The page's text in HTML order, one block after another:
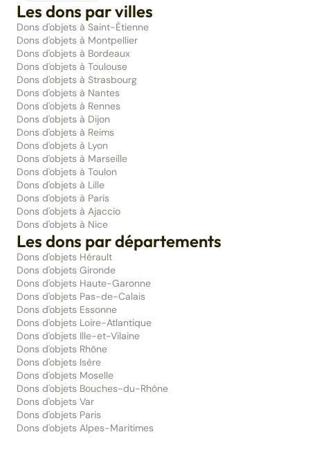
Les dons par villes
Dons d'objets à Saint-Étienne
Dons d'objets à Montpellier
Dons d'objets à Bordeaux
Dons d'objets à Toulouse
Dons d'objets à Strasbourg
Dons d'objets à Nantes
Dons d'objets à Rennes
Dons d'objets à Dijon
Dons d'objets à Reims
Dons d'objets à Lyon
Dons d'objets à Marseille
Dons d'objets à Toulon
Dons d'objets à Lille
Dons d'objets à Paris
Dons d'objets à Ajaccio
Dons d'objets à Nice
Les dons par départements
Dons d'objets Hérault
Dons d'objets Gironde
Dons d'objets Haute-Garonne
Dons d'objets Pas-de-Calais
Dons d'objets Essonne
Dons d'objets Loire-Atlantique
Dons d'objets Ille-et-Vilaine
Dons d'objets Rhône
Dons d'objets Isère
Dons d'objets Moselle
Dons d'objets Bouches-du-Rhône
Dons d'objets Var
Dons d'objets Paris
Dons d'objets Alpes-Maritimes